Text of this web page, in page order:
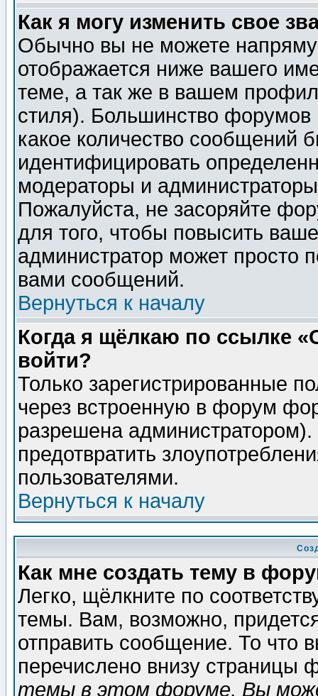
Как я могу изменить свое
Обычно вы не можете
отображается ниже вашего
теме, а так же в вашем
стиля). Большинство форумов
какое количество сообщений
идентифицировать
модераторы и
Пожалуйста, не засоряйте
для того, чтобы повысить
администратор может просто
вами сообщений.
Вернуться к началу
Когда я щёлкаю по ссылке
войти?
Только зарегистрированные
через встроенную в форум
разрешена
предотвратить
пользователями.
Вернуться к началу
Как мне создать тему в
Легко, щёлкните по
темы. Вам, возможно,
отправить сообщение. То что
перечислено внизу страницы
темы в этом форуме, Вы